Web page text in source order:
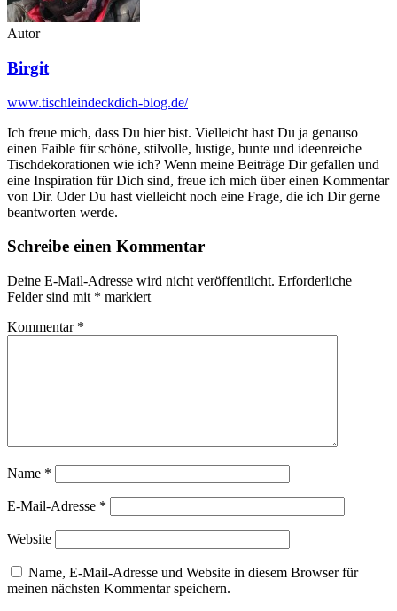
Autor
Birgit
www.tischleindeckdich-blog.de/
Ich freue mich, dass Du hier bist. Vielleicht hast Du ja genauso
einen Faible für schöne, stilvolle, lustige, bunte und ideenreiche
Tischdekorationen wie ich? Wenn meine Beiträge Dir gefallen und
eine Inspiration für Dich sind, freue ich mich über einen Kommentar
von Dir. Oder Du hast vielleicht noch eine Frage, die ich Dir gerne
beantworten werde.
Schreibe einen Kommentar
Deine E-Mail-Adresse wird nicht veröffentlicht. Erforderliche
Felder sind mit * markiert
Kommentar *
Name *
E-Mail-Adresse *
Website
Name, E-Mail-Adresse und Website in diesem Browser für
meinen nächsten Kommentar speichern.